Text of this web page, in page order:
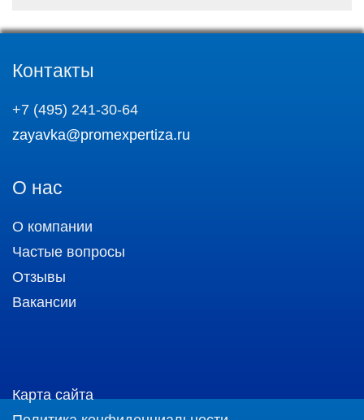
Контакты
+7 (495) 241-30-64
zayavka@promexpertiza.ru
О нас
О компании
Частые вопросы
Отзывы
Вакансии
Карта сайта